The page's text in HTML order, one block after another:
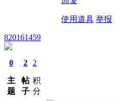
使用道具 举报
820161459
0
主
题
2
帖
子
2
积
分